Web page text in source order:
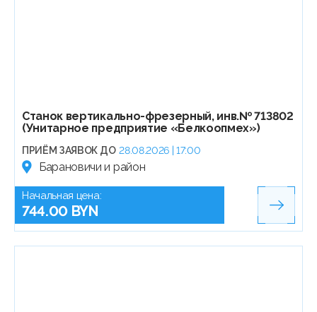
Станок вертикально-фрезерный, инв.№ 713802
(Унитарное предприятие «Белкоопмех»)
ПРИЁМ ЗАЯВОК ДО 28.08.2026 | 17:00
Барановичи и район
Начальная цена:
744.00 BYN